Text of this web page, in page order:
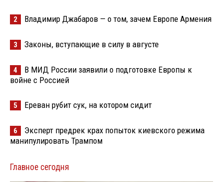
2 Владимир Джабаров — о том, зачем Европе Армения
3 Законы, вступающие в силу в августе
4
В МИД России заявили о подготовке Европы к
войне с Россией
5 Ереван рубит сук, на котором сидит
6
Эксперт предрек крах попыток киевского режима
манипулировать Трампом
Главное сегодня